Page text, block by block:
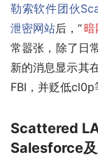
勒索软件团伙
泄密网站后，“暗
常嚣张，除了日
新的消息显示其
FBI，并贬低cl0p
Scattered
Salesforce